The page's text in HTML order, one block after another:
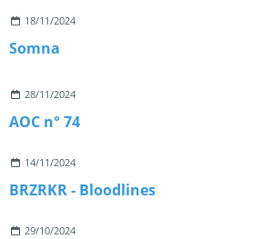
18/11/2024
Somna
28/11/2024
AOC n° 74
14/11/2024
BRZRKR - Bloodlines
29/10/2024